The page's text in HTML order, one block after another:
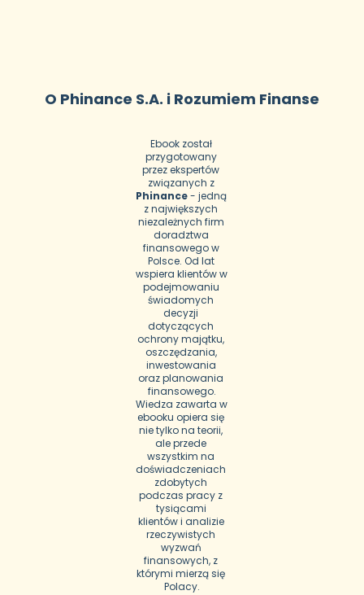
O Phinance S.A. i Rozumiem Finanse
Ebook został
przygotowany
przez ekspertów
związanych z
Phinance - jedną
z największych
niezależnych firm
doradztwa
finansowego w
Polsce. Od lat
wspiera klientów w
podejmowaniu
świadomych
decyzji
dotyczących
ochrony majątku,
oszczędzania,
inwestowania
oraz planowania
finansowego.
Wiedza zawarta w
ebooku opiera się
nie tylko na teorii,
ale przede
wszystkim na
doświadczeniach
zdobytych
podczas pracy z
tysiącami
klientów i analizie
rzeczywistych
wyzwań
finansowych, z
którymi mierzą się
Polacy.